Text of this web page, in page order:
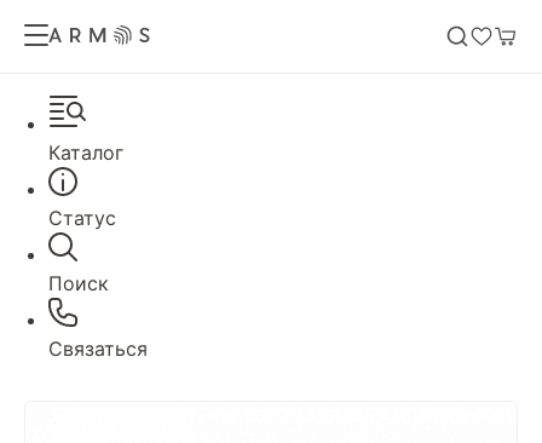
Каталог
Статус
Поиск
Связаться